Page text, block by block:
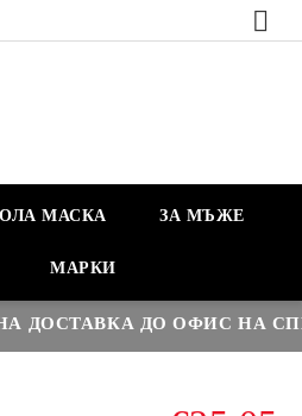
МАСКА ЗА МЪЖЕ
МАРКИ
ДО ОФИС НА